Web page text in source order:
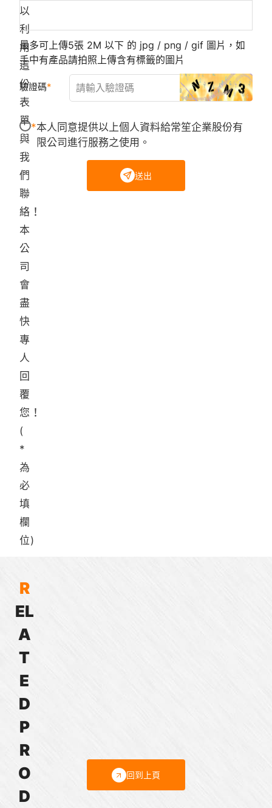
以
利
用
這
份
表
單
與
我
們
聯
絡！
本
公
司
會
盡
快
專
人
回
覆
您！
(
*
為
必
填
欄
位)
最多可上傳5張 2M 以下 的 jpg / png / gif 圖片，如
手中有產品請拍照上傳含有標籤的圖片
驗證碼
本人同意提供以上個人資料給常笙企業股份有
限公司進行服務之使用。
送出
R
EL
A
T
E
D
P
R
O
D
回到上頁